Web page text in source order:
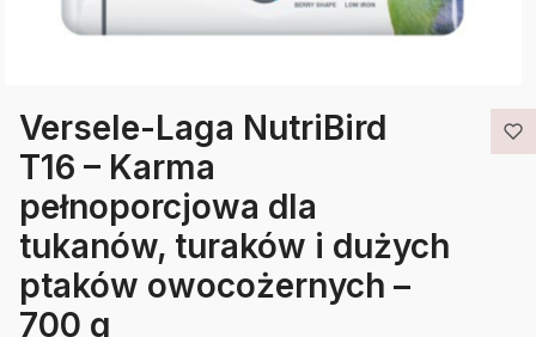
Versele-Laga NutriBird
T16 – Karma
pełnoporcjowa dla
tukanów, turaków i dużych
ptaków owocożernych –
700 g